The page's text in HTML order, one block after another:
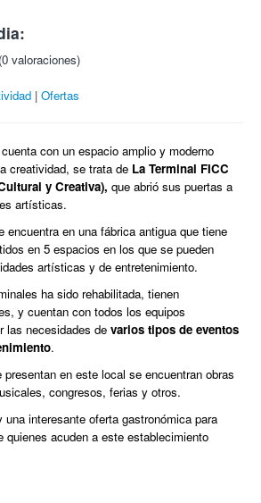
1 hora 45 minutos.
un día en el que Dorothy vivió miles de
por cuatro brujas muy
la familia!
entradas impresas para presentarlas en
tendrá lugar 1 hora antes del
cambios, cancelaciones o
Covid actuales en el momento del
los públicos.
(0 valoraciones)
Ofertas
con un espacio amplio y moderno
creatividad, se trata de La Terminal FICC
y Creativa), que abrió sus puertas a
artísticas.
encuentra en una fábrica antigua que tiene
en 5 espacios en los que se pueden
artísticas y de entretenimiento.
ha sido rehabilitada, tienen
y cuentan con todos los equipos
las necesidades de varios tipos de eventos
.
en este local se encuentran obras
congresos, ferias y otros.
interesante oferta gastronómica para
acuden a este establecimiento